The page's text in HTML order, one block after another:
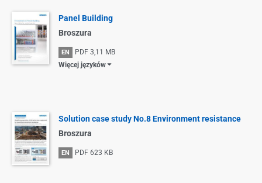
Panel Building
Broszura
EN PDF 3,11 MB
Więcej języków
Solution case study No.8 Environment resistance
Broszura
EN PDF 623 KB